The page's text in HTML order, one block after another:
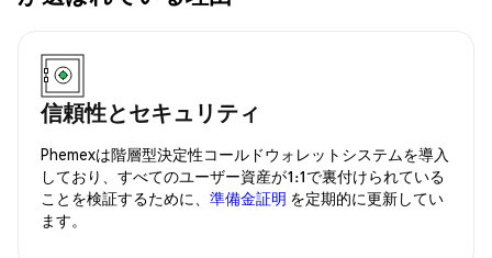
信頼性とセキュリティ
Phemexは階層型決定性コールドウォレットシステムを導入
しており、すべてのユーザー資産が1:1で裏付けられている
ことを検証するために、 準備金証明 を定期的に更新してい
ます。